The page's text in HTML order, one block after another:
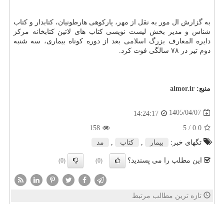
به گزارش ال مور به نقل از مهر، پارکوهی هارطونیان، کتابدار و کتاب
شناس و مدیر بخش لیست نویسی کتاب های لاتین کتابخانه مرکز
دایره المعارف بزرگ اسلامی بعد از دوره کوتاه بیماری، سه شنبه
دوم تیر در ۷۸ سالگی فوت کرد.
منبع: almor.ir
1405/04/07
14:24:17
0.0
/ 5
158
تگهای خبر:
بیمار كتاب مد
این مطلب را می پسندید؟ (0)
(0)
تازه ترین مطالب مرتبط